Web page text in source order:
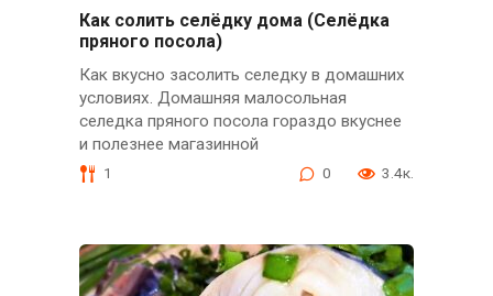
Как солить селёдку дома (Селёдка
пряного посола)
Как вкусно засолить селедку в домашних
условиях. Домашняя малосольная
селедка пряного посола гораздо вкуснее
и полезнее магазинной
1 0 3.4к.